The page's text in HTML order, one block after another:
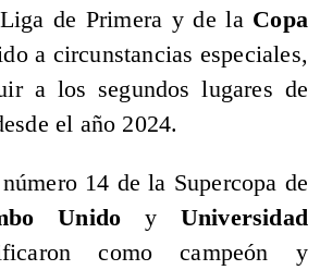
de Primera y de la Copa
a circunstancias especiales,
a los segundos lugares de
el año 2024.
14 de la Supercopa de
Unido y Universidad
como campeón y